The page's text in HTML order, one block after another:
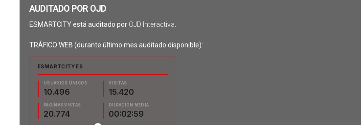
AUDITADO POR OJD
ESMARTCITY está auditado por OJD Interactiva
TRÁFICO WEB (durante último mes auditado disponible):